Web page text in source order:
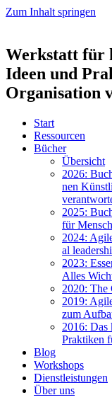
Zum Inhalt springen
Werkstatt für
Ideen und
Organisation
Start
Res­sour­cen
Bücher
Über­sicht
2026:
nen
2025:
für
2024:
al
2023:
Alles
2020: The
2019:
zum
2016: Das
Prak­ti­ken
Blog
Work­shops
Dienst­leis­tun­gen
Über uns